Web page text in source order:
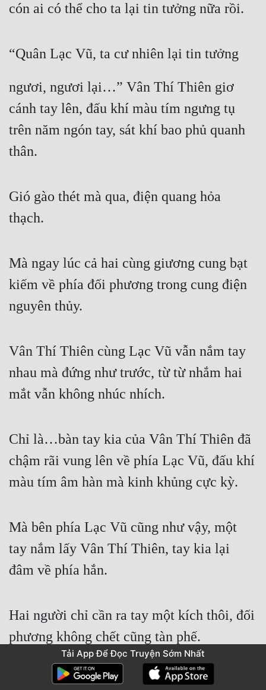
cón ai có thể cho ta lại tin tưởng nữa rồi.
“Quân Lạc Vũ, ta cư nhiên lại tin tưởng
ngươi, ngươi lại…” Vân Thí Thiên giơ
cánh tay lên, đấu khí màu tím ngưng tụ
trên năm ngón tay, sát khí bao phủ quanh
thân.
Gió gào thét mà qua, điện quang hỏa
thạch.
Mà ngay lúc cả hai cùng giương cung bạt
kiếm về phía đối phương trong cung điện
nguyên thủy.
Vân Thí Thiên cùng Lạc Vũ vẫn nắm tay
nhau mà đứng như trước, từ từ nhắm hai
mắt vẫn không nhúc nhích.
Chỉ là…bàn tay kia của Vân Thí Thiên đã
chậm rãi vung lên về phía Lạc Vũ, đấu khí
màu tím âm hàn mà kinh khủng cực kỳ.
Mà bên phía Lạc Vũ cũng như vậy, một
tay nắm lấy Vân Thí Thiên, tay kia lại
đâm về phía hắn.
Hai người chỉ cần ra tay một kích thôi, đối
phương không chết cũng tàn phế.
Không có gió thổi, khí tức trong điện băng
Tải App Để Đọc Truyện Sớm Nhất